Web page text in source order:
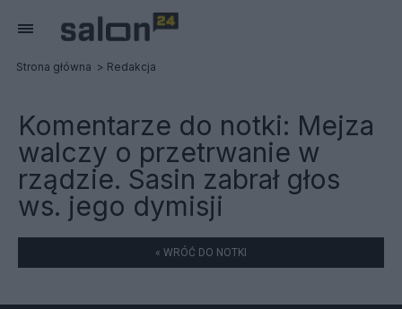
Strona główna Redakcja
Komentarze do notki: Mejza
walczy o przetrwanie w
rządzie. Sasin zabrał głos
ws. jego dymisji
« WRÓĆ DO NOTKI